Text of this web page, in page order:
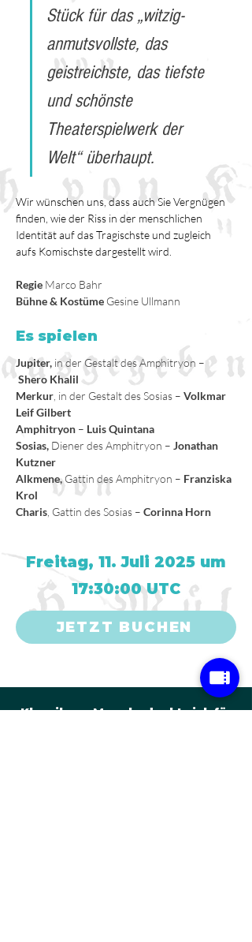
Stück für das „witzig-
anmutsvollste, das
geistreichste, das tiefste
und schönste
Theaterspielwerk der
Welt“ überhaupt.
Wir wünschen uns, dass auch Sie Vergnügen
finden, wie der Riss in der menschlichen
Identität auf das Tragischste und zugleich
aufs Komischste dargestellt wird.
Regie Marco Bahr
Bühne & Kostüme Gesine Ullmann
Es spielen
Jupiter, in der Gestalt des Amphitryon –
Shero Khalil
Merkur , in der Gestalt des Sosias – Volkmar
Leif Gilbert
Amphitryon – Luis Quintana
Sosias, Diener des Amphitryon – Jonathan
Kutzner
Alkmene, Gattin des Amphitryon – Franziska
Krol
Charis , Gattin des Sosias – Corinna Horn
Freitag, 11. Juli 2025 um
17:30:00 UTC
JETZT BUCHEN
Klassik am Meer bedankt sich für